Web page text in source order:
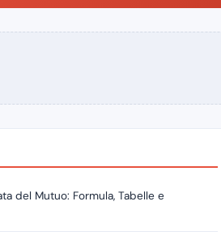
del Mutuo: Formula, Tabelle e